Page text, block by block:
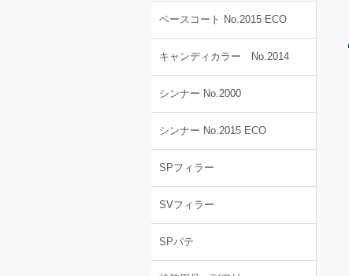
ベースコート No.2015 ECO
キャンディカラー No.2014
シンナー No.2000
シンナー No.2015 ECO
SPフィラー
SVフィラー
SPパテ